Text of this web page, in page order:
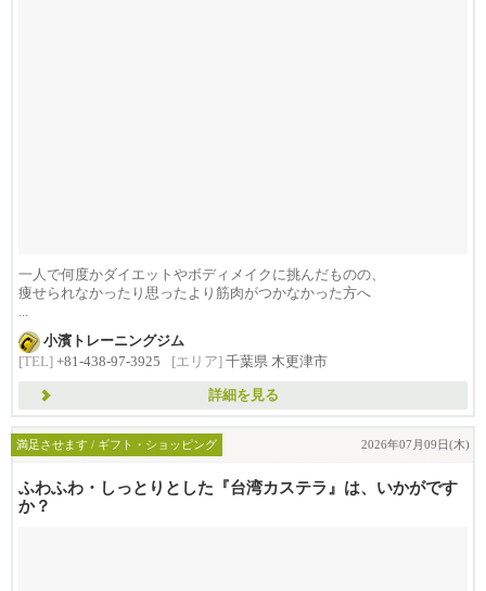
一人で何度かダイエットやボディメイクに挑んだものの、
痩せられなかったり思ったより筋肉がつかなかった方へ
...
小濱トレーニングジム
[TEL] +81-438-97-3925 [エリア] 千葉県 木更津市
詳細を見る
満足させます / ギフト・ショッピング 2026年07月09日(木)
ふわふわ・しっとりとした『台湾カステラ』は、いかがです
か？